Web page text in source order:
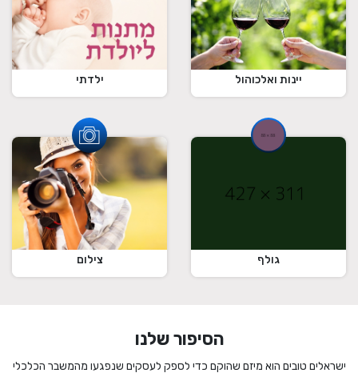
יינות ואלכוהול ילדתי
גולף צילום
הסיפור שלנו
ישראלים טובים הוא מיזם שהוקם כדי לספק לעסקים שנפגעו מהמשבר הכלכלי